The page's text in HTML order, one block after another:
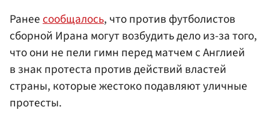
Ранеесообщалось, что против футболистов
сборной Ирана могут возбудить дело из-за того,
что они не пели гимн перед матчем с Англией
в знак протеста против действий властей
страны, которые жестоко подавляют уличные
протесты.